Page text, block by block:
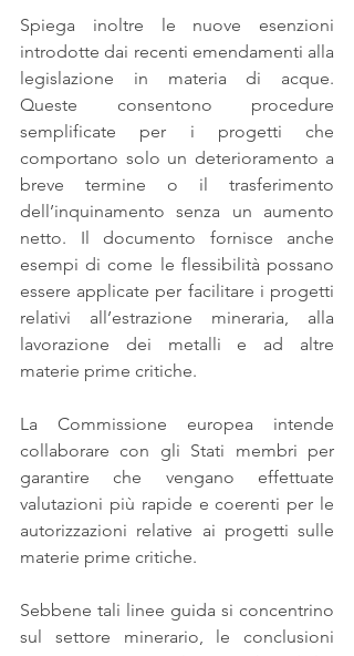
Spiega inoltre le nuove esenzioni
introdotte dai recenti emendamenti alla
legislazione in materia di acque.
Queste consentono procedure
semplificate per i progetti che
comportano solo un deterioramento a
breve termine o il trasferimento
dell’inquinamento senza un aumento
netto. Il documento fornisce anche
esempi di come le flessibilità possano
essere applicate per facilitare i progetti
relativi all’estrazione mineraria, alla
lavorazione dei metalli e ad altre
materie prime critiche.
La Commissione europea intende
collaborare con gli Stati membri per
garantire che vengano effettuate
valutazioni più rapide e coerenti per le
autorizzazioni relative ai progetti sulle
materie prime critiche.
Sebbene tali linee guida si concentrino
sul settore minerario, le conclusioni